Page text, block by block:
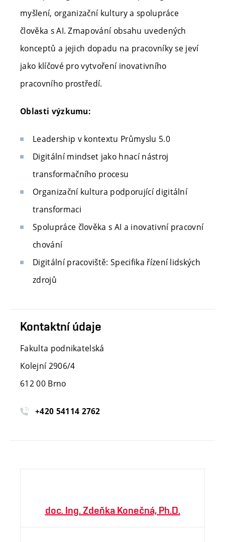
myšlení, organizační kultury a spolupráce
člověka s AI. Zmapování obsahu uvedených
konceptů a jejich dopadu na pracovníky se jeví
jako klíčové pro vytvoření inovativního
pracovního prostředí.
Oblasti výzkumu:
Leadership v kontextu Průmyslu 5.0
Digitální mindset jako hnací nástroj
transformačního procesu
Organizační kultura podporující digitální
transformaci
Spolupráce člověka s AI a inovativní pracovní
chování
Digitální pracoviště: Specifika řízení lidských
zdrojů
Kontaktní údaje
Fakulta podnikatelská
Kolejní 2906/4
612 00 Brno
+420 54114 2762
doc. Ing. Zdeňka Konečná, Ph.D.